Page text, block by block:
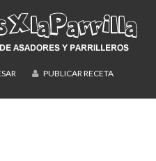
PUBLICAR RECETA